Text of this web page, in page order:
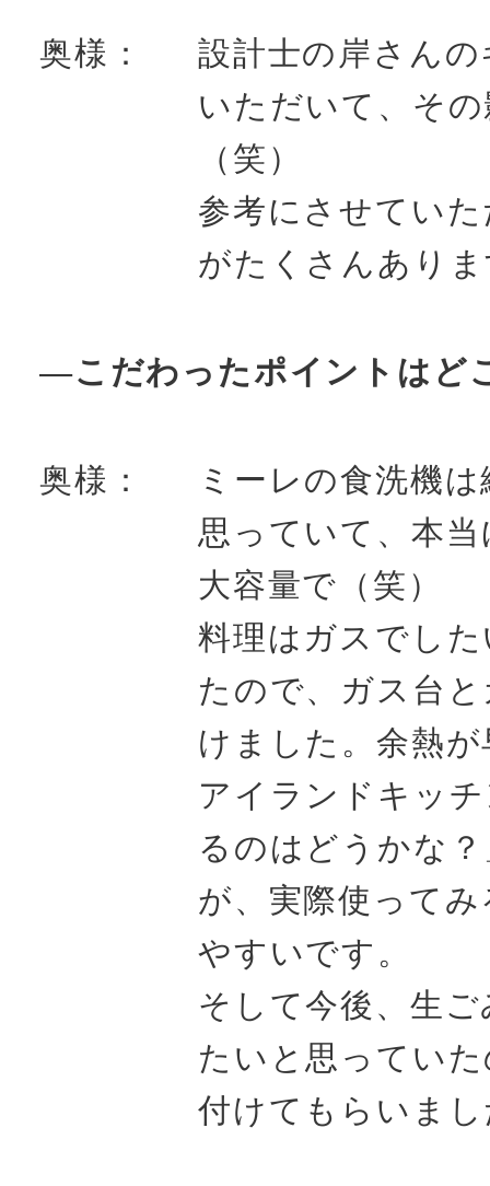
奥様：
設計士の岸さん
いただいて、そ
（笑）
参考にさせてい
がたくさんあり
―こだわったポイントはど
奥様：
ミーレの食洗機
思っていて、本
大容量で（笑）
料理はガスでし
たので、ガス台
けました。余熱
アイランドキッ
るのはどうかな
が、実際使って
やすいです。
そして今後、生
たいと思ってい
付けてもらいま